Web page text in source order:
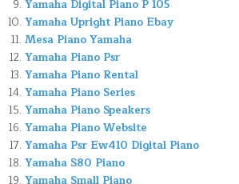
Yamaha Digital Piano P 105
Yamaha Upright Piano Ebay
Mesa Piano Yamaha
Yamaha Piano Psr
Yamaha Piano Rental
Yamaha Piano Series
Yamaha Piano Speakers
Yamaha Piano Website
Yamaha Psr Ew410 Digital Piano
Yamaha S80 Piano